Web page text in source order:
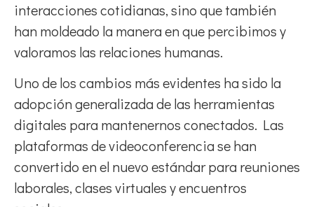
interacciones cotidianas, sino que también
han moldeado la manera en que percibimos y
valoramos las relaciones humanas.
Uno de los cambios más evidentes ha sido la
adopción generalizada de las herramientas
digitales para mantenernos conectados. Las
plataformas de videoconferencia se han
convertido en el nuevo estándar para reuniones
laborales, clases virtuales y encuentros